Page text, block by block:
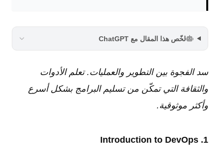
لخّص هذا المقال مع ChatGPT
سد الفجوة بين التطوير والعمليات. تعلم الأدوات
والثقافة التي تمكّن من تسليم البرامج بشكل أسرع
وأكثر موثوقية.
1. Introduction to DevOps